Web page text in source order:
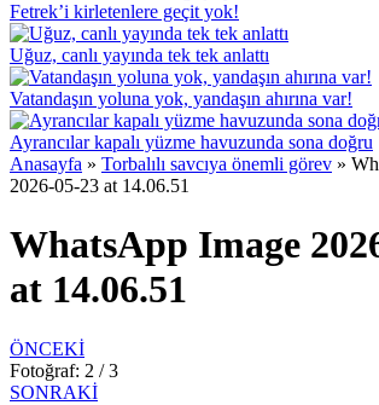
Fetrek’i kirletenlere geçit yok!
Uğuz, canlı yayında tek tek anlattı
Vatandaşın yoluna yok, yandaşın ahırına var!
Ayrancılar kapalı yüzme havuzunda sona doğru
Anasayfa » Torbalılı savcıya önemli görev »
2026-05-23 at 14.06.51
WhatsApp Image
at 14.06.51
ÖNCEKİ
Fotoğraf: 2 / 3
SONRAKİ